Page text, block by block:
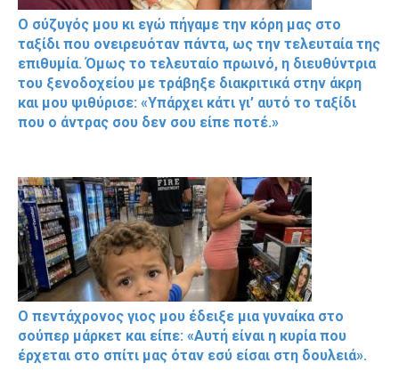
Ο σύζυγός μου κι εγώ πήγαμε την κόρη μας στο
ταξίδι που ονειρευόταν πάντα, ως την τελευταία της
επιθυμία. Όμως το τελευταίο πρωινό, η διευθύντρια
του ξενοδοχείου με τράβηξε διακριτικά στην άκρη
και μου ψιθύρισε: «Υπάρχει κάτι γι’ αυτό το ταξίδι
που ο άντρας σου δεν σου είπε ποτέ.»
Ο πεντάχρονος γιος μου έδειξε μια γυναίκα στο
σούπερ μάρκετ και είπε: «Αυτή είναι η κυρία που
έρχεται στο σπίτι μας όταν εσύ είσαι στη δουλειά».